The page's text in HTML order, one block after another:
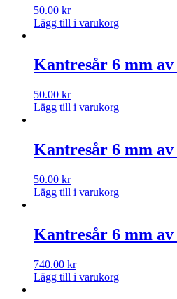
50.00 kr
Lägg till i varukorg
Kantresår 6 mm
50.00 kr
Lägg till i varukorg
Kantresår 6 mm
50.00 kr
Lägg till i varukorg
Kantresår 6 mm
740.00 kr
Lägg till i varukorg